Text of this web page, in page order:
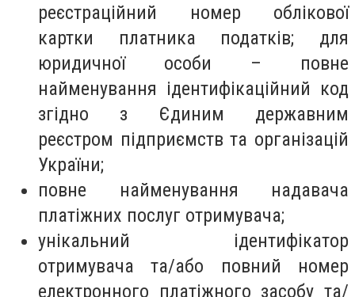
реєстраційний номер облікової
картки платника податків; для
юридичної особи – повне
найменування ідентифікаційний код
згідно з Єдиним державним
реєстром підприємств та організацій
України;
повне найменування надавача
платіжних послуг отримувача;
унікальний ідентифікатор
отримувача та/або повний номер
електронного платіжного засобу та/